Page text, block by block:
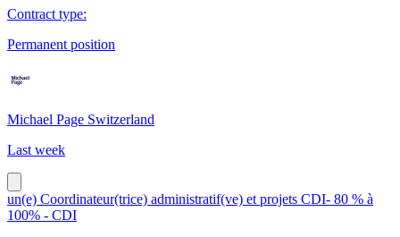
Contract type:
Permanent position
Michael Page Switzerland
Last week
un(e) Coordinateur(trice) administratif(ve) et projets CDI- 80 % à
100% - CDI